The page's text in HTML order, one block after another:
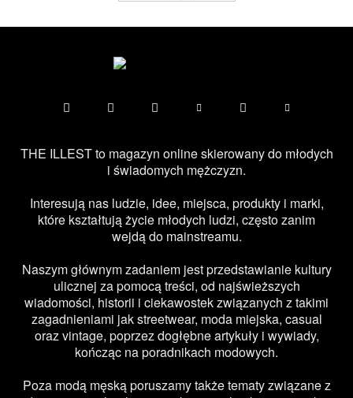
THE ILLEST to magazyn online skierowany do młodych
i świadomych mężczyzn.
Interesują nas ludzie, idee, miejsca, produkty i marki,
które kształtują życie młodych ludzi, często zanim
wejdą do mainstreamu.
Naszym głównym zadaniem jest przedstawianie kultury
ulicznej za pomocą treści, od najświeższych
wiadomości, historii i ciekawostek związanych z takimi
zagadnieniami jak streetwear, moda miejska, casual
oraz vintage, poprzez dogłębne artykuły i wywiady,
kończąc na poradnikach modowych.
Poza modą męską poruszamy także tematy związane z